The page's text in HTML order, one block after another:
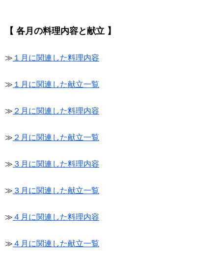
【 各月の料理内容と献立 】
≫ １月に関連した料理内容
≫ １月に関連した献立一覧
≫ ２月に関連した料理内容
≫ ２月に関連した献立一覧
≫ ３月に関連した料理内容
≫ ３月に関連した献立一覧
≫ ４月に関連した料理内容
≫ ４月に関連した献立一覧